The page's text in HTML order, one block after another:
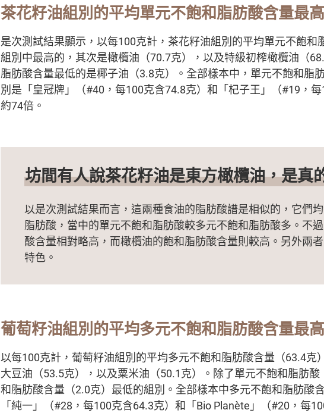
茶花籽油組別的平均單元不飽和脂肪酸含量最高
是次測試結果顯示，以每100克計，茶花籽油組別的平均單元不飽和
組別中最高的，其次是橄欖油（70.7克），以及特級初榨橄欖油（
脂肪酸含量最低的是椰子油（3.8克）。全部樣本中，單元不飽和脂
別是「皇冠牌」（#40，每100克含74.8克）和「杞子王」（#19，
約74倍。
坊間有人說茶花籽油是東方橄欖油，是真
以是次測試結果而言，這兩種食油的脂肪酸譜是相似的，它們
脂肪酸，當中的單元不飽和脂肪酸較多元不飽和脂肪酸多。不
酸含量相對略高，而橄欖油的飽和脂肪酸含量則較高。另外兩
特色。
葡萄籽油組別的平均多元不飽和脂肪酸含量最高
以每100克計，葡萄籽油組別的平均多元不飽和脂肪酸含量（63.4克
大豆油（53.5克），以及粟米油（50.1克）。除了單元不飽和脂肪
和脂肪酸含量（2.0克）最低的組別。全部樣本中多元不飽和脂肪酸
「純一」（#28，每100克含64.3克）和「Bio Planète」（#20，每